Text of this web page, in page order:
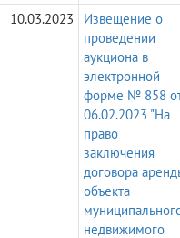
10.03.2023
Извещение о
проведении
аукциона в
электронной
форме № 858
06.02.2023 "На
право
заключения
договора
объекта
недвижимого